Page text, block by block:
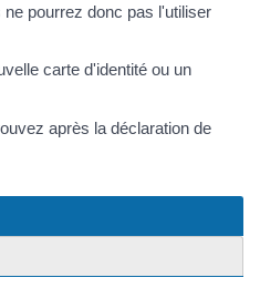
pourrez donc pas l'utiliser
carte d'identité ou un
après la déclaration de